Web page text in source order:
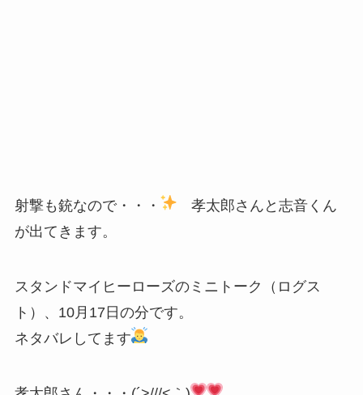
射撃も銃なので・・・
孝太郎さんと志音くん
が出てきます。
スタンドマイヒーローズのミニトーク（ログス
ト）、10月17日の分です。
ネタバレしてます